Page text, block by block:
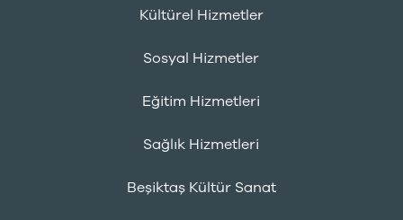
Kültürel Hizmetler
Sosyal Hizmetler
Eğitim Hizmetleri
Sağlık Hizmetleri
Beşiktaş Kültür Sanat